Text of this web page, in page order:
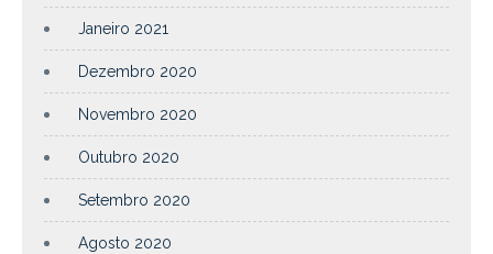
Janeiro 2021
Dezembro 2020
Novembro 2020
Outubro 2020
Setembro 2020
Agosto 2020